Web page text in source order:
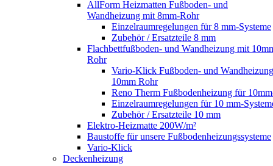
AllForm Heizmatten Fußboden- und
Wandheizung mit 8mm-Rohr
Einzelraumregelungen für 8 mm-Systeme
Zubehör / Ersatzteile 8 mm
Flachbettfußboden- und Wandheizung mit
Rohr
Vario-Klick Fußboden- und
10mm Rohr
Reno Therm Fußbodenheizung für
Einzelraumregelungen für 10 mm-
Zubehör / Ersatzteile 10 mm
Elektro-Heizmatte 200W/m²
Baustoffe für unsere Fußbodenheizungssysteme
Vario-Klick
Deckenheizung